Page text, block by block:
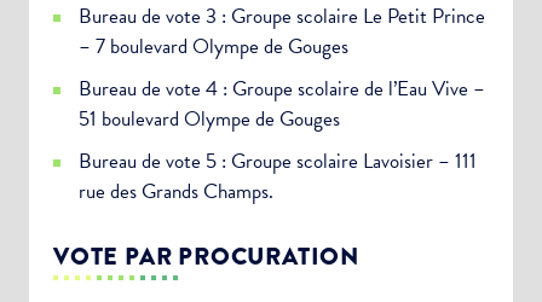
Bureau de vote 3 : Groupe scolaire Le Petit Prince
– 7 boulevard Olympe de Gouges
Bureau de vote 4 : Groupe scolaire de l’Eau Vive –
51 boulevard Olympe de Gouges
Bureau de vote 5 : Groupe scolaire Lavoisier – 111
rue des Grands Champs.
VOTE PAR PROCURATION